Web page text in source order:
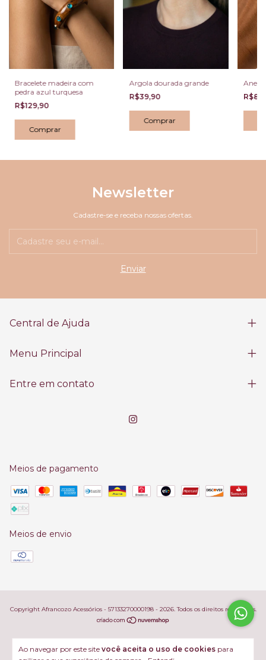
Ao navegar por este site você aceita o uso de cookies para
Bracelete madeira com
pedra azul turquesa
R$129,90
Argola dourada grande
R$39,90
Anel
Newsletter
Cadastre-se e receba nossas ofertas.
Central de Ajuda
Menu Principal
Entre em contato
Meios de pagamento
Meios de envio
Copyright Afrancozo Acessórios - 57133270000198 - 2026. Todos os direitos reservados.